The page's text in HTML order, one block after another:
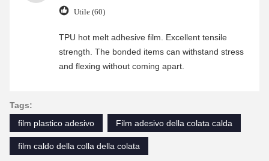
Utile (60)
TPU hot melt adhesive film. Excellent tensile
strength. The bonded items can withstand stress
and flexing without coming apart.
Tags:
film plastico adesivo
Film adesivo della colata calda
film caldo della colla della colata